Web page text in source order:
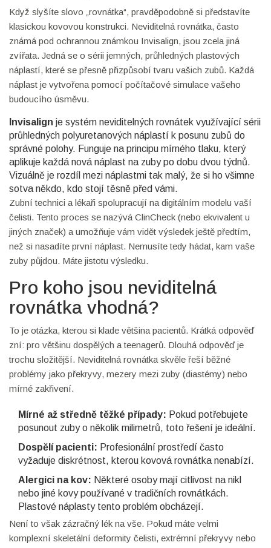
Když slyšíte slovo „rovnátka“, pravděpodobně si představíte
klasickou kovovou konstrukci. Neviditelná rovnátka, často
známá pod ochrannou známkou Invisalign, jsou zcela jiná
zvířata. Jedná se o sérii jemných, průhledných plastových
náplastí, které se přesně přizpůsobí tvaru vašich zubů. Každá
náplast je vytvořena pomocí počítačové simulace vašeho
budoucího úsměvu.
Invisalign je systém neviditelných rovnátek využívající sérii
průhledných polyuretanových náplastí k posunu zubů do
správné polohy. Funguje na principu mírného tlaku, který
aplikuje každá nová náplast na zuby po dobu dvou týdnů.
Vizuálně je rozdíl mezi náplastmi tak malý, že si ho všimne
sotva někdo, kdo stojí těsně před vámi.
Zubní technici a lékaři spolupracují na digitálním modelu vaší
čelisti. Tento proces se nazývá ClinCheck (nebo ekvivalent u
jiných značek) a umožňuje vám vidět výsledek ještě předtím,
než si nasadíte první náplast. Nemusíte tedy hádat, kam vaše
zuby půjdou. Máte jistotu výsledku.
Pro koho jsou neviditelná
rovnátka vhodná?
To je otázka, kterou si klade většina pacientů. Krátká odpověď
zní: pro většinu dospělých a teenagerů. Dlouhá odpověď je
trochu složitější. Neviditelná rovnátka skvěle řeší běžné
problémy jako překryvy, mezery mezi zuby (diastémy) nebo
mírné zakřivení.
Mírné až středně těžké případy: Pokud potřebujete
posunout zuby o několik milimetrů, toto řešení je ideální.
Dospělí pacienti: Profesionální prostředí často
vyžaduje diskrétnost, kterou kovová rovnátka nenabízí.
Alergici na kov: Některé osoby mají citlivost na nikl
nebo jiné kovy používané v tradičních rovnátkách.
Plastové náplasty tento problém obcházejí.
Není to však zázračný lék na vše. Pokud máte velmi
komplexní skeletální deformity čelisti, extrémní překryvy nebo